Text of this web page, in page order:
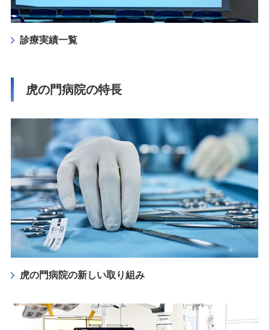
診療実績一覧
虎の門病院の特長
虎の門病院の新しい取り組み